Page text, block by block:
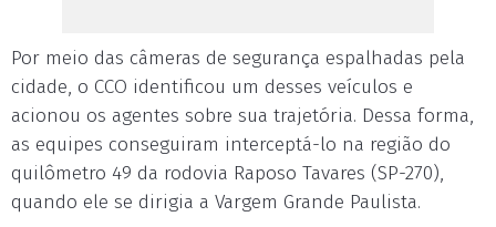
Por meio das câmeras de segurança espalhadas pela
cidade, o CCO identificou um desses veículos e
acionou os agentes sobre sua trajetória. Dessa forma,
as equipes conseguiram interceptá-lo na região do
quilômetro 49 da rodovia Raposo Tavares (SP-270),
quando ele se dirigia a Vargem Grande Paulista.